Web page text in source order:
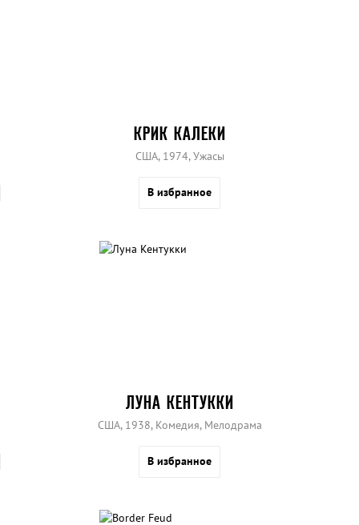
КРИК КАЛЕКИ
США, 1974, Ужасы
В избранное
ЛУНА КЕНТУККИ
США, 1938, Комедия, Мелодрама
В избранное